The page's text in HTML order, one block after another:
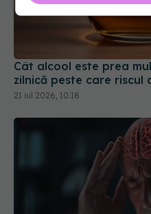
Cât alcool este prea
zilnică peste care riscul
21 iul 2026, 10:18